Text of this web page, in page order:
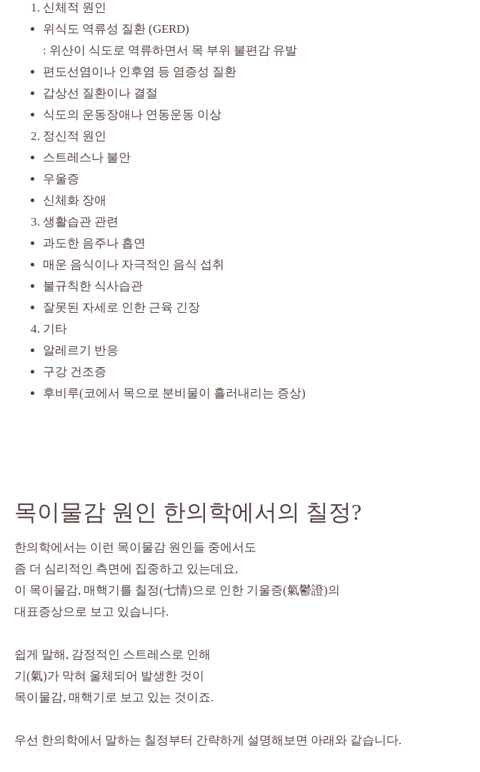
신체적 원인
위식도 역류성 질환 (GERD)
: 위산이 식도로 역류하면서 목 부위 불편감 유발
편도선염이나 인후염 등 염증성 질환
갑상선 질환이나 결절
식도의 운동장애나 연동운동 이상
정신적 원인
스트레스나 불안
우울증
신체화 장애
생활습관 관련
과도한 음주나 흡연
매운 음식이나 자극적인 음식 섭취
불규칙한 식사습관
잘못된 자세로 인한 근육 긴장
기타
알레르기 반응
구강 건조증
후비루(코에서 목으로 분비물이 흘러내리는 증상)
목이물감 원인 한의학에서의 칠정?
한의학에서는 이런 목이물감 원인들 중에서도
좀 더 심리적인 측면에 집중하고 있는데요,
이 목이물감, 매핵기를 칠정(七情)으로 인한 기울증(氣鬱證)의
대표증상으로 보고 있습니다.
쉽게 말해, 감정적인 스트레스로 인해
기(氣)가 막혀 울체되어 발생한 것이
목이물감, 매핵기로 보고 있는 것이죠.
우선 한의학에서 말하는 칠정부터 간략하게 설명해보면 아래와 같습니다.